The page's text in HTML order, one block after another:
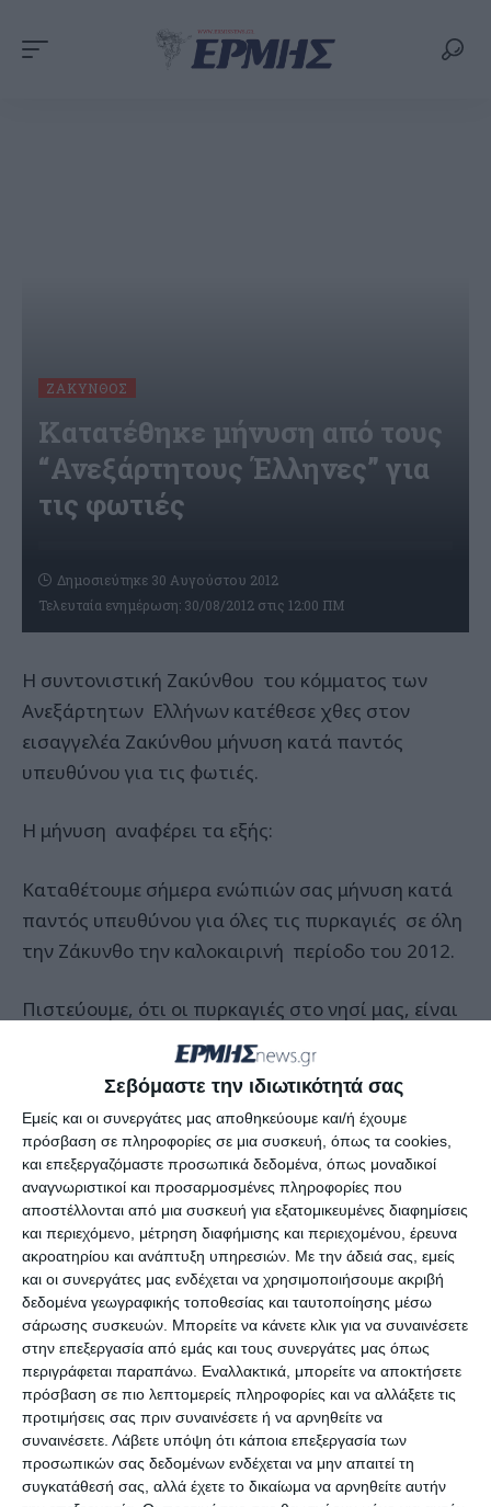
Σεβόμαστε την ιδιωτικότητά σας
Εμείς και οι συνεργάτες μας αποθηκεύουμε και/ή έχουμε
πρόσβαση σε πληροφορίες σε μια συσκευή, όπως τα cookies,
και επεξεργαζόμαστε προσωπικά δεδομένα, όπως μοναδικοί
αναγνωριστικοί και προσαρμοσμένες πληροφορίες που
αποστέλλονται από μια συσκευή για εξατομικευμένες διαφημίσεις
και περιεχόμενο, μέτρηση διαφήμισης και περιεχομένου, έρευνα
ακροατηρίου και ανάπτυξη υπηρεσιών. Με την άδειά σας, εμείς
και οι συνεργάτες μας ενδέχεται να χρησιμοποιήσουμε ακριβή
δεδομένα γεωγραφικής τοποθεσίας και ταυτοποίησης μέσω
σάρωσης συσκευών. Μπορείτε να κάνετε κλικ για να συναινέσετε
στην επεξεργασία από εμάς και τους συνεργάτες μας όπως
περιγράφεται παραπάνω. Εναλλακτικά, μπορείτε να αποκτήσετε
πρόσβαση σε πιο λεπτομερείς πληροφορίες και να αλλάξετε τις
προτιμήσεις σας πριν συναινέσετε ή να αρνηθείτε να
συναινέσετε. Λάβετε υπόψη ότι κάποια επεξεργασία των
προσωπικών σας δεδομένων ενδέχεται να μην απαιτεί τη
συγκατάθεσή σας, αλλά έχετε το δικαίωμα να αρνηθείτε αυτήν
ΖΆΚΥΝΘΟΣ
Κατατέθηκε μήνυση από τους
“Ανεξάρτητους Έλληνες” για
τις φωτιές
Τελευταία ενημέρωση: 30/08/2012 στις 12:00 ΠΜ
Δημοσιεύτηκε 30 Αυγούστου 2012
Η συντονιστική Ζακύνθου του κόμματος των
Ανεξάρτητων Ελλήνων κατέθεσε χθες στον
εισαγγελέα Ζακύνθου μήνυση κατά παντός
υπευθύνου για τις φωτιές.
Η μήνυση αναφέρει τα εξής:
Καταθέτουμε σήμερα ενώπιών σας μήνυση κατά
παντός υπευθύνου για όλες τις πυρκαγιές σε όλη
την Ζάκυνθο την καλοκαιρινή περίοδο του 2012.
Πιστεύουμε, ότι οι πυρκαγιές στο νησί μας, είναι
εμπρησμοί κατόπιν σχεδίου, γιατί έγιναν κάτω
από συγκεκριμένες καιρικές συνθήκες, που
ευνοούν τον εμπρησμό, και την εξάπλωση της
φωτιάς. Επίσης είχαμε πολλές φωτιές, σε
διαφορετικά σημεία ,τη ίδια χρονική περίοδο.
Θέλουμε να διαπιστωθούν οι ποινικές ευθύνες,
όσων από δόλο ή από αμέλεια, δια πράξεων ή
παραλείψεων , συνέβαλαν στην εκδήλωση και
επέκταση των ανωτέρων πυρκαγιών.
Η Συντονιστική των Ανεξαρτήτων Ελλήνων
Ζακύνθου αποτελείται από τους
Νικόλαο Γιακουμέλο, Κων/νο Καψάσκη, Λάζαρο
Κυβετό, Γιάννη Ξένο, Κων/νο Μαυρία